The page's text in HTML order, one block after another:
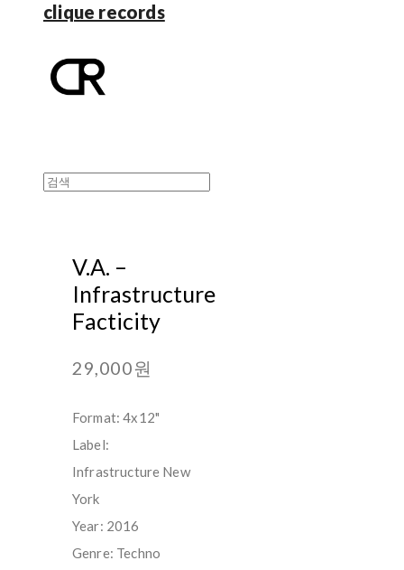
clique records
V.A. ‎–
Infrastructure
Facticity
29,000원
Format: 4x12"
Label:
Infrastructure New
York
Year: 2016
Genre: Techno